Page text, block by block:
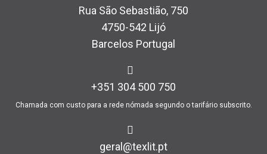
Rua São Sebastião, 750
4750-542 Lijó
Barcelos Portugal
+351 304 500 750
Chamada com custo para a rede nómada segundo o tarifário subscrito.
geral@texlit.pt